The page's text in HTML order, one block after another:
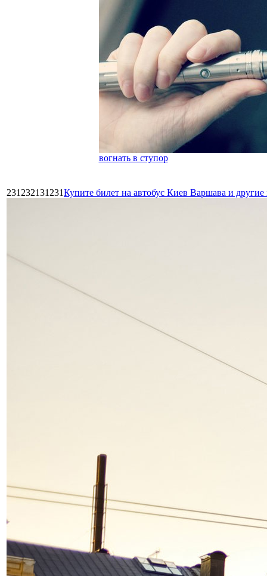
вогнать в ступор
231232131231Купите билет на автобус Киев Варшава и